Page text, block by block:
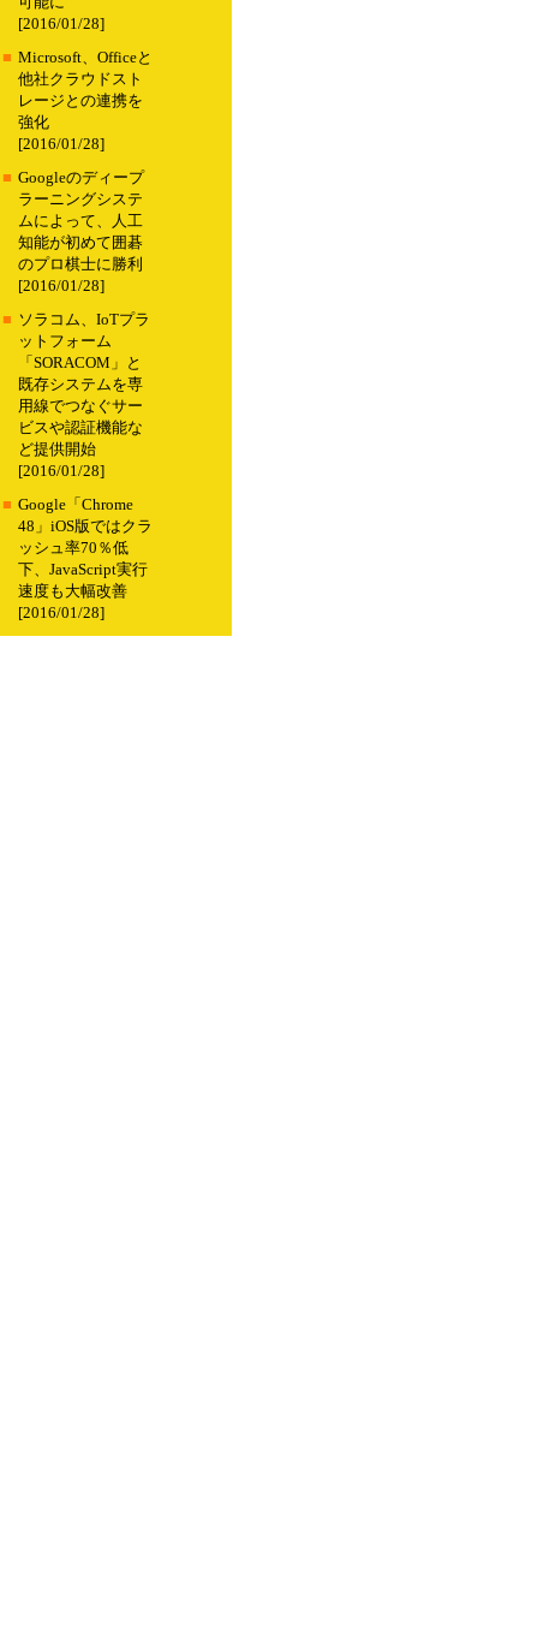
[2016/01/28]
■ Microsoft、Officeと
他社クラウドスト
レージとの連携を
強化
[2016/01/28]
■ Googleのディープ
ラーニングシステ
ムによって、人工
知能が初めて囲碁
のプロ棋士に勝利
[2016/01/28]
■ ソラコム、IoTプラ
ットフォーム
「SORACOM」と
既存システムを専
用線でつなぐサー
ビスや認証機能な
ど提供開始
[2016/01/28]
■ Google「Chrome
48」iOS版ではクラ
ッシュ率70％低
下、JavaScript実行
速度も大幅改善
[2016/01/28]